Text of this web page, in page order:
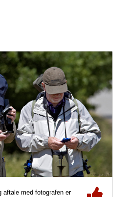
aftale med fotografen er